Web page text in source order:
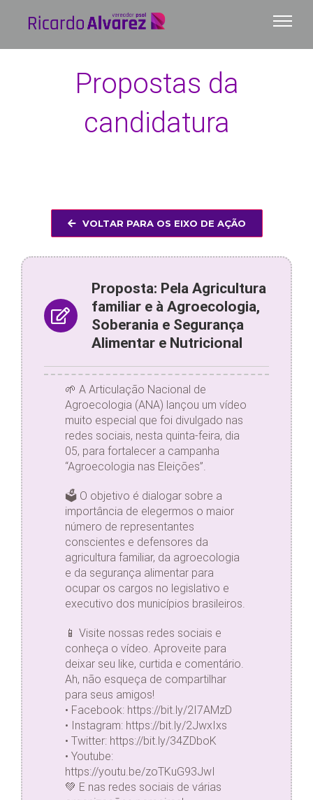
conteúdo
Propostas da
candidatura
VOLTAR PARA OS EIXO DE AÇÃO
Proposta: Pela Agricultura
familiar e à Agroecologia,
Soberania e Segurança
Alimentar e Nutricional
🌱 A Articulação Nacional de
Agroecologia (ANA) lançou um vídeo
muito especial que foi divulgado nas
redes sociais, nesta quinta-feira, dia
05, para fortalecer a campanha
“Agroecologia nas Eleições”.
🗳️ O objetivo é dialogar sobre a
importância de elegermos o maior
número de representantes
conscientes e defensores da
agricultura familiar, da agroecologia
e da segurança alimentar para
ocupar os cargos no legislativo e
executivo dos municípios brasileiros.
📱 Visite nossas redes sociais e
conheça o vídeo. Aproveite para
deixar seu like, curtida e comentário.
Ah, não esqueça de compartilhar
para seus amigos!
• Facebook: https://bit.ly/2I7AMzD
• Instagram: https://bit.ly/2JwxIxs
• Twitter: https://bit.ly/34ZDboK
• Youtube:
https://youtu.be/zoTKuG93JwI
💚 E nas redes sociais de várias